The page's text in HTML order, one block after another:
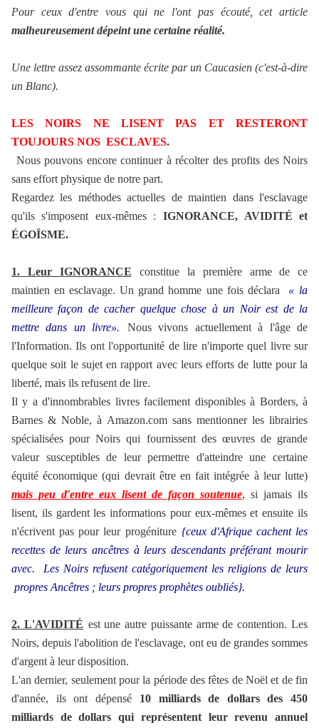
Pour ceux d'entre vous qui ne l'ont pas écouté, cet article
malheureusement dépeint une certaine réalité.
Une lettre assez assommante écrite par un Caucasien (c'est-à-dire
un Blanc).
LES NOIRS NE LISENT PAS ET RESTERONT
TOUJOURS NOS ESCLAVES.
Nous pouvons encore continuer à récolter des profits des Noirs
sans effort physique de notre part.
Regardez les méthodes actuelles de maintien dans l'esclavage
qu'ils s'imposent eux-mêmes :
IGNORANCE, AVIDITÉ et
ÉGOÏSME.
1. Leur IGNORANCE
constitue la première arme de ce
maintien en esclavage. Un grand homme une fois déclara
« la
meilleure façon de cacher quelque chose à un Noir est de la
mettre dans un livre».
Nous vivons actuellement à l'âge de
l'Information. Ils ont l'opportunité de lire n'importe quel livre sur
quelque soit le sujet en rapport avec leurs efforts de lutte pour la
liberté, mais ils refusent de lire.
Il y a d'innombrables livres facilement disponibles à Borders, à
Barnes & Noble, à Amazon.com sans mentionner les librairies
spécialisées pour Noirs qui fournissent des œuvres de grande
valeur susceptibles de leur permettre d'atteindre une certaine
équité économique (qui devrait être en fait intégrée à leur lutte)
mais peu d'entre eux lisent de façon soutenue, si jamais ils
lisent, ils gardent les informations pour eux-mêmes et ensuite ils
n'écrivent pas pour leur progéniture {ceux d'Afrique cachent les
recettes de leurs ancêtres à leurs descendants préférant mourir
avec. Les Noirs refusent catégoriquement les religions de leurs
propres Ancêtres ; leurs propres prophètes oubliés}.
2. L'AVIDITÉ est une autre puissante arme de contention. Les
Noirs, depuis l'abolition de l'esclavage, ont eu de grandes sommes
d'argent à leur disposition.
L'an dernier, seulement pour la période des fêtes de Noël et de fin
d'année, ils ont dépensé
10 milliards de dollars des 450
milliards de dollars qui représentent leur revenu annuel